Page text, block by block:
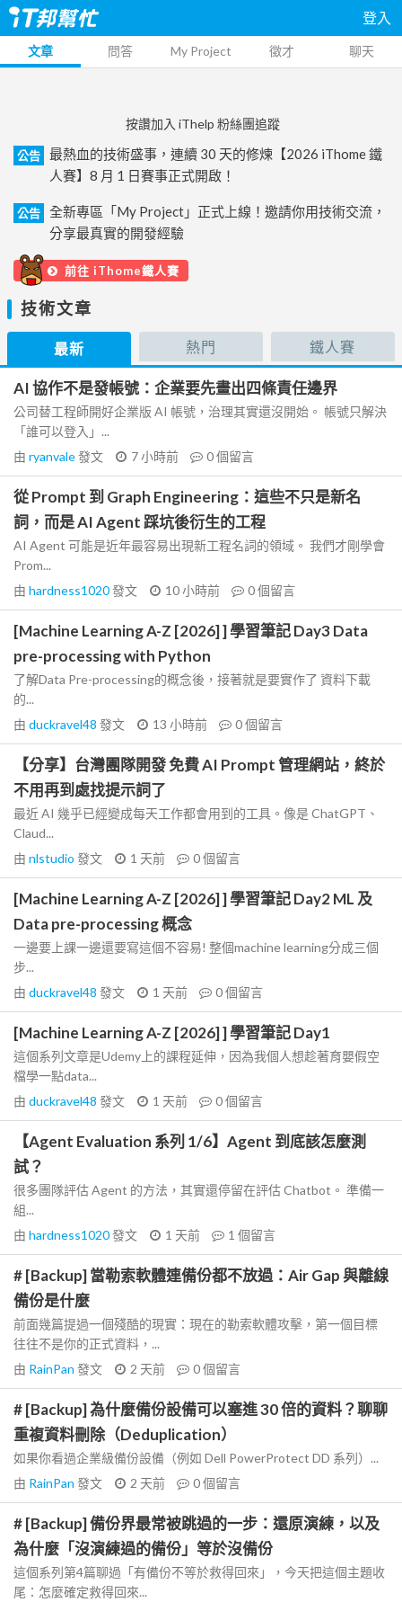
登入
文章 問答 My Project 徵才 聊天
按讚加入 iThelp 粉絲團追蹤
公告
最熱血的技術盛事，連續 30 天的修煉【2026 iThome 鐵
人賽】8 月 1 日賽事正式開啟！
公告
全新專區「My Project」正式上線！邀請你用技術交流，
分享最真實的開發經驗
前往 iThome鐵人賽
技術文章
最新 熱門 鐵人賽
AI 協作不是發帳號：企業要先畫出四條責任邊界
公司替工程師開好企業版 AI 帳號，治理其實還沒開始。 帳號只解決
「誰可以登入」...
由 ryanvale發文 7 小時前 0個留言
從 Prompt 到 Graph Engineering：這些不只是新名
詞，而是 AI Agent 踩坑後衍生的工程
AI Agent 可能是近年最容易出現新工程名詞的領域。 我們才剛學會
Prom...
由 hardness1020發文 10 小時前 0個留言
[Machine Learning A-Z [2026] ] 學習筆記 Day3 Data
pre-processing with Python
了解Data Pre-processing的概念後，接著就是要實作了 資料下載
的...
由 duckravel48 發文 13 小時前 0個留言
【分享】台灣團隊開發 免費 AI Prompt 管理網站，終於
不用再到處找提示詞了
最近 AI 幾乎已經變成每天工作都會用到的工具。像是 ChatGPT、
Claud...
由 nlstudio 發文 1 天前 0個留言
[Machine Learning A-Z [2026] ] 學習筆記 Day2 ML 及
Data pre-processing 概念
一邊要上課一邊還要寫這個不容易! 整個machine learning分成三個
步...
由 duckravel48 發文 1 天前 0個留言
[Machine Learning A-Z [2026] ] 學習筆記 Day1
這個系列文章是Udemy上的課程延伸，因為我個人想趁著育嬰假空
檔學一點data...
由 duckravel48 發文 1 天前 0個留言
【Agent Evaluation 系列 1/6】Agent 到底該怎麼測
試？
很多團隊評估 Agent 的方法，其實還停留在評估 Chatbot。 準備一
組...
由 hardness1020發文 1 天前 1 個留言
# [Backup] 當勒索軟體連備份都不放過：Air Gap 與離線
備份是什麼
前面幾篇提過一個殘酷的現實：現在的勒索軟體攻擊，第一個目標
往往不是你的正式資料，...
由 RainPan 發文 2 天前 0個留言
# [Backup] 為什麼備份設備可以塞進 30 倍的資料？聊聊
重複資料刪除（Deduplication）
如果你看過企業級備份設備（例如 Dell PowerProtect DD 系列）...
由 RainPan 發文 2 天前 0個留言
# [Backup] 備份界最常被跳過的一步：還原演練，以及
為什麼「沒演練過的備份」等於沒備份
這個系列第4篇聊過「有備份不等於救得回來」，今天把這個主題收
尾：怎麼確定救得回來...